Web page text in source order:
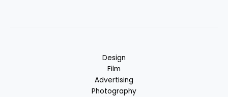
Design
Film
Advertising
Photography